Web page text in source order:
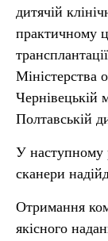
дитячій
практичному
Міністерства
Чернівецькій
Полтавській
У наступному
сканери
Отримання
якісного